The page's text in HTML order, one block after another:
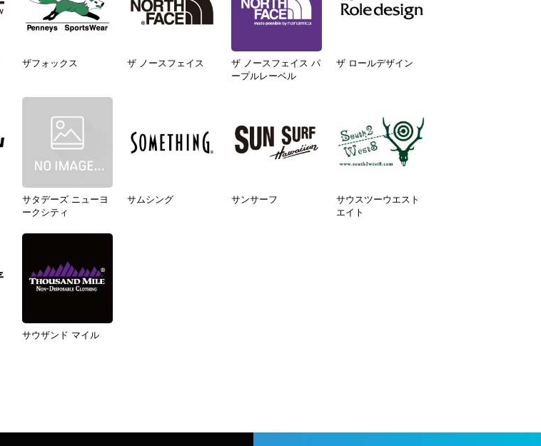
ザフォックス ザ ノースフェイス
ザ ノースフェイス パ
ープルレーベル
ザ ロールデザイン
サタデーズ ニューヨ
ークシティ
サムシング サンサーフ
サウスツーウエスト
エイト
サウザンド マイル